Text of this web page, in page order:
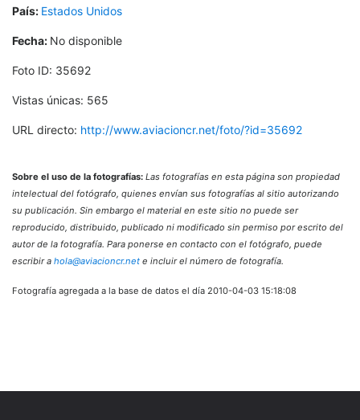
País: Estados Unidos
Fecha: No disponible
Foto ID: 35692
Vistas únicas: 565
URL directo: http://www.aviacioncr.net/foto/?id=35692
Sobre el uso de la fotografías: Las fotografías en esta página son propiedad
intelectual del fotógrafo, quienes envían sus fotografías al sitio autorizando
su publicación. Sin embargo el material en este sitio no puede ser
reproducido, distribuido, publicado ni modificado sin permiso por escrito del
autor de la fotografía. Para ponerse en contacto con el fotógrafo, puede
escribir a hola@aviacioncr.net e incluir el número de fotografía.
Fotografía agregada a la base de datos el día 2010-04-03 15:18:08